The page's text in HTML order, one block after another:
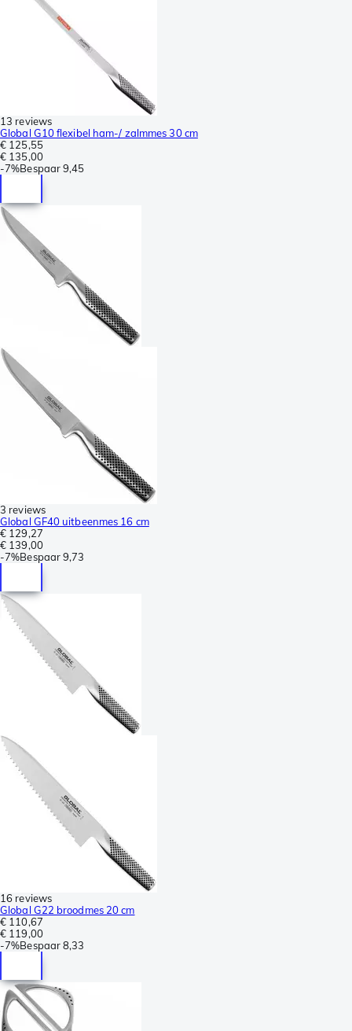
13 reviews
Global G10 flexibel ham-/ zalmmes 30 cm
€ 125,55
€ 135,00
-7%Bespaar9,45
3 reviews
Global GF40 uitbeenmes 16 cm
€ 129,27
€ 139,00
-7%Bespaar9,73
16 reviews
Global G22 broodmes 20 cm
€ 110,67
€ 119,00
-7%Bespaar8,33